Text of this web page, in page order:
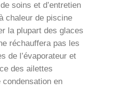
soins et d’entretien
chaleur de piscine
la plupart des glaces
réchauffera pas les
de l’évaporateur et
des ailettes
condensation en